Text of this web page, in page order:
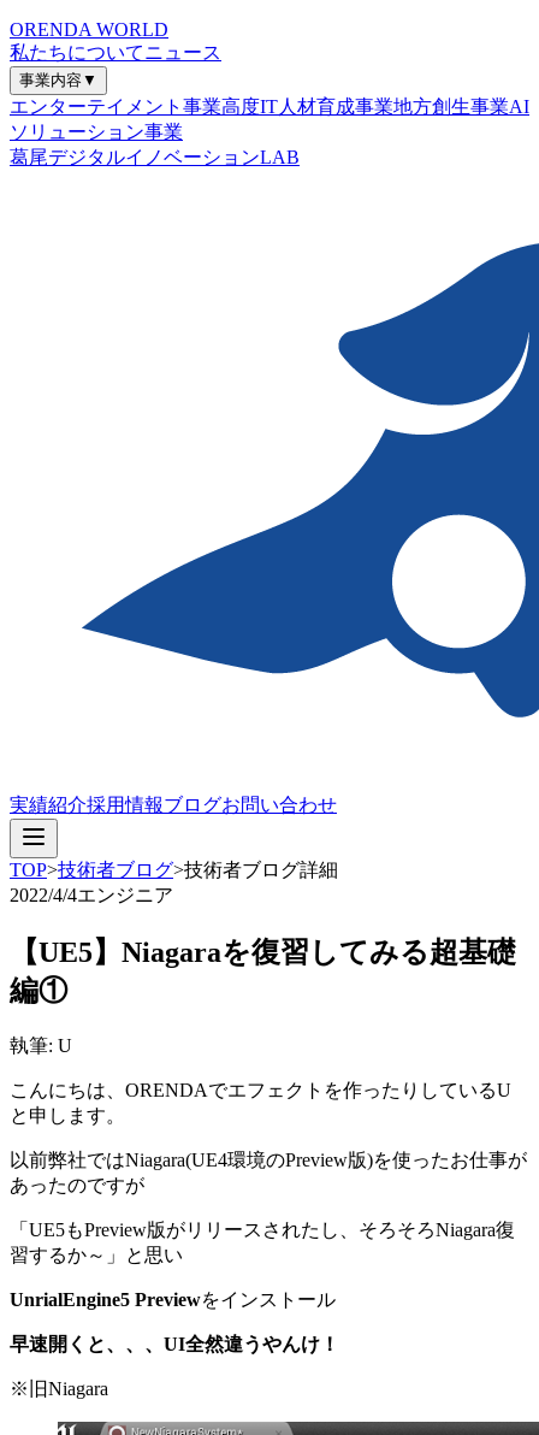
ORENDA WORLD
私たちについてニュース
事業内容▼
エンターテイメント事業高度IT人材育成事業地方創生事業AI
ソリューション事業
葛尾デジタルイノベーションLAB
実績紹介採用情報ブログお問い合わせ
TOP>技術者ブログ>技術者ブログ詳細
2022/4/4エンジニア
【UE5】Niagaraを復習してみる超基礎
編①
執筆: U
こんにちは、ORENDAでエフェクトを作ったりしているU
と申します。
以前弊社ではNiagara(UE4環境のPreview版)を使ったお仕事が
あったのですが
「UE5もPreview版がリリースされたし、そろそろNiagara復
習するか～」と思い
UnrialEngine5 Previewをインストール
早速開くと、、、UI全然違うやんけ！
※旧Niagara